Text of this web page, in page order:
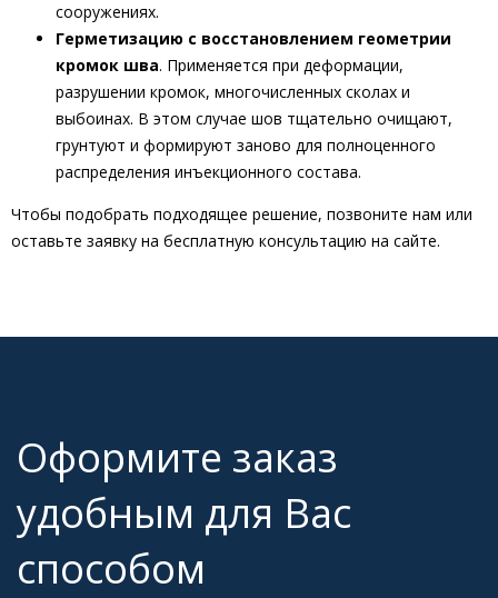
сооружениях.
Герметизацию с восстановлением геометрии
кромок шва. Применяется при деформации,
разрушении кромок, многочисленных сколах и
выбоинах. В этом случае шов тщательно очищают,
грунтуют и формируют заново для полноценного
распределения инъекционного состава.
Чтобы подобрать подходящее решение, позвоните нам или
оставьте заявку на бесплатную консультацию на сайте.
Оформите заказ
удобным для Вас
способом